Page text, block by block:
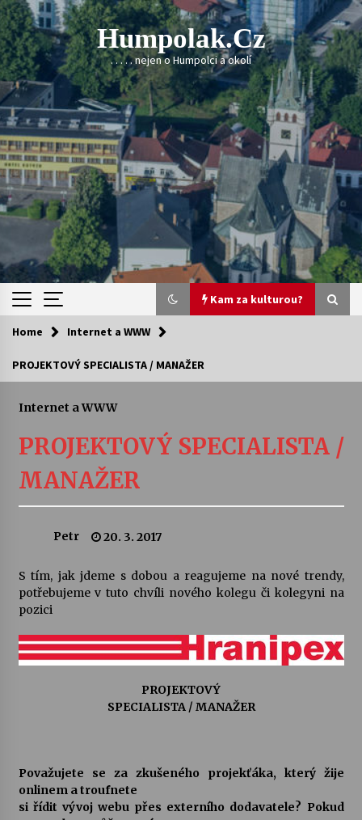
Skip
to
content
Humpolak.cz
. . . . . nejen o Humpolci a okolí
Kam za kulturou?
Kam za kulturou?
Sukuba Ensemble
kapkou
Veselí muzikanti
28. 7. 2026
Letní koncerty ve Stromovce: Kolchoz a
Jenakaši
28. 7. 2026
23. 7. 2026
Home Internet a WWW
PROJEKTOVÝ SPECIALISTA / MANAŽER
Internet a WWW
PROJEKTOVÝ SPECIALISTA /
MANAŽER
Petr 20. 3. 2017
S tím, jak jdeme s dobou a reagujeme na nové trendy,
potřebujeme v tuto chvíli nového kolegu či kolegyni na
pozici
PROJEKTOVÝ
SPECIALISTA / MANAŽER
Považujete se za zkušeného projekťáka, který žije
onlinem a troufnete
si řídit vývoj webu přes externího dodavatele? Pokud